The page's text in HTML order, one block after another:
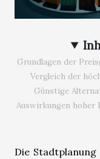
Grundlagen der
Vergleich der
Günstige
Auswirkungen hoher
Die